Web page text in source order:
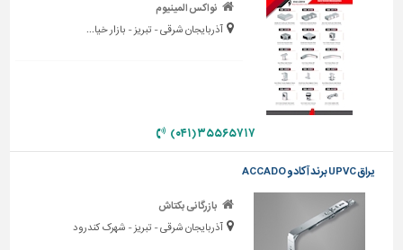
ابزار،یراق
و
ماشین
آلات
برقی،روشنایی،ایمنی
و
نما
ساخت
نواکس المینیوم
آذربایجان شرقی - تبریز - بازار خیا...
۳۵۵۶۵۷۱۷ (۰۴۱)
یراق UPVC برند آکادو ACCADO
بازرگانی بکتاش
آذربایجان شرقی - تبریز - شهرک کندرود